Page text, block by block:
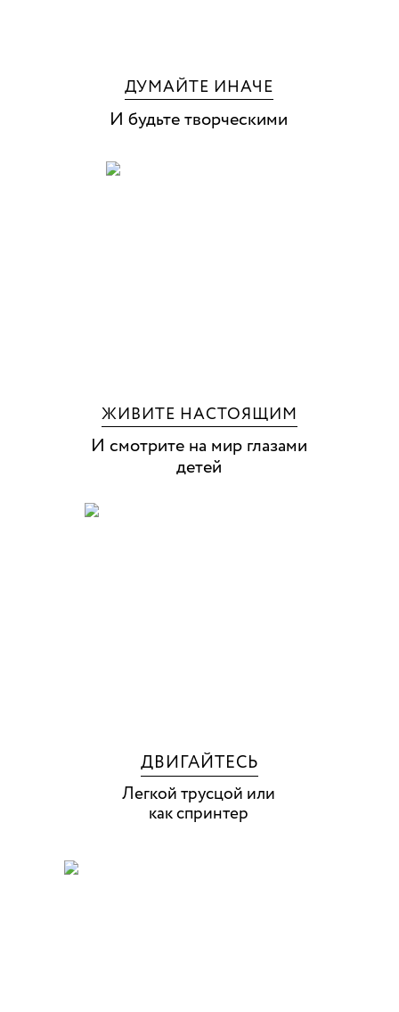
ДВИГАЙТЕСЬ
Легкой трусцой или
как спринтер
ЖИВИТЕ НАСТОЯЩИМ
И смотрите на мир глазами
детей
ДУМАЙТЕ ИНАЧЕ
И будьте творческими